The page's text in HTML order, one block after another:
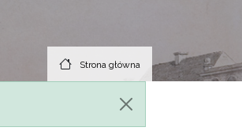
Strona główna